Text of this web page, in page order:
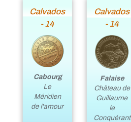
Calvados
- 14
Cabourg
Le
Méridien
de l'amour
Calvados
- 14
Falaise
Château de
Guillaume
le
Conquérant